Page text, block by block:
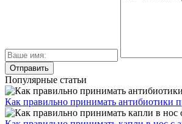
Популярные статьи
Как правильно принимать антибиотики